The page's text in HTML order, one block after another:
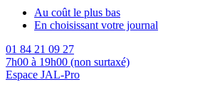
Au coût le plus bas
En choisissant votre journal
01 84 21 09 27
7h00 à 19h00 (non surtaxé)
Espace JAL-Pro